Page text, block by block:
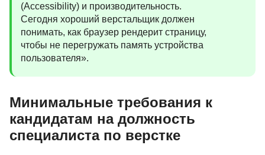
(Accessibility) и производительность.
Сегодня хороший верстальщик должен
понимать, как браузер рендерит страницу,
чтобы не перегружать память устройства
пользователя».
Минимальные требования к
кандидатам на должность
специалиста по верстке